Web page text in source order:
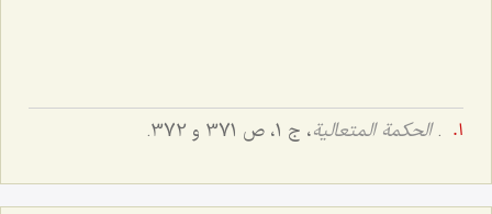
.الحکمة المتعالیة، ج 1، ص 371 و 372.